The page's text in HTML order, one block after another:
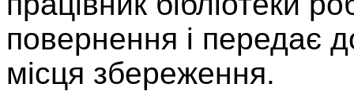
повернення і передає
місця збереження.